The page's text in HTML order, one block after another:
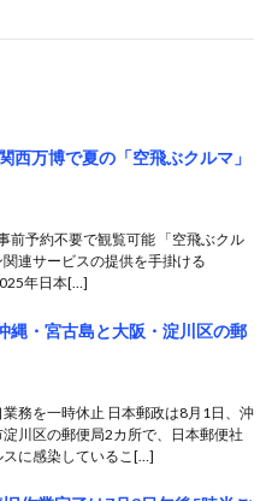
西万博で夏の「空飛ぶクルマ」
前予約不要で観覧可能 「空飛ぶクル
連サービスの提供を手掛ける
年日本[…]
縄・宮古島と大阪・淀川区の郵
務を一時休止 日本郵政は8月1日、沖
川区の郵便局2カ所で、日本郵便社
スに感染しているこ[…]